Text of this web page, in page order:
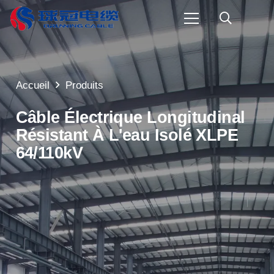
Accueil Produits
Câble Électrique Longitudinal
Résistant À L'eau Isolé XLPE
64/110kV